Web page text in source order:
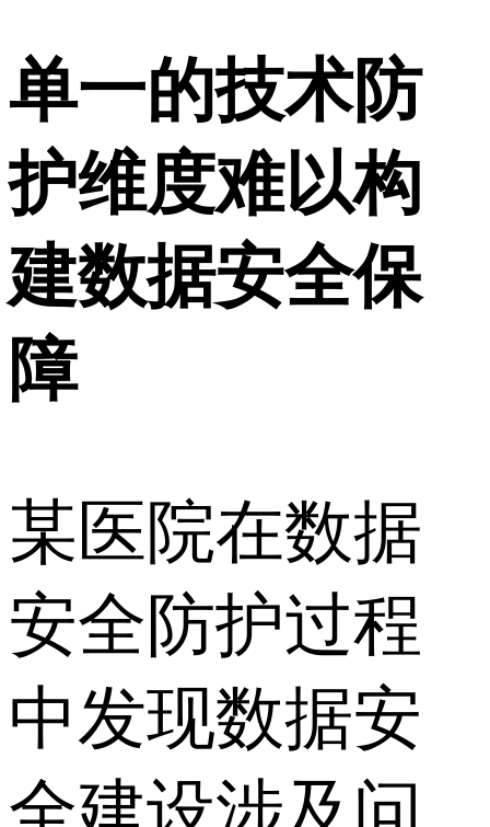
单一的技术防
护维度难以构
建数据安全保
障
某医院在数据
安全防护过程
中发现数据安
全建设涉及问